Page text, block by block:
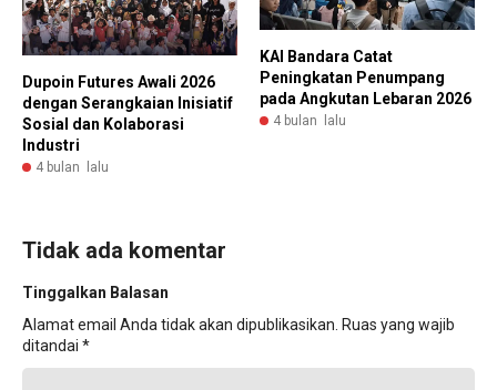
Dupoin Futures Awali 2026
dengan Serangkaian Inisiatif
Sosial dan Kolaborasi
Industri
4 bulan lalu
KAI Bandara Catat
Peningkatan Penumpang
pada Angkutan Lebaran 2026
4 bulan lalu
Tidak ada komentar
Tinggalkan Balasan
Alamat email Anda tidak akan dipublikasikan. Ruas yang wajib
ditandai *